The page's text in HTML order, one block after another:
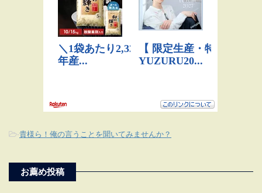
-貴様ら！俺の言うことを聞いてみませんか？
お薦め投稿